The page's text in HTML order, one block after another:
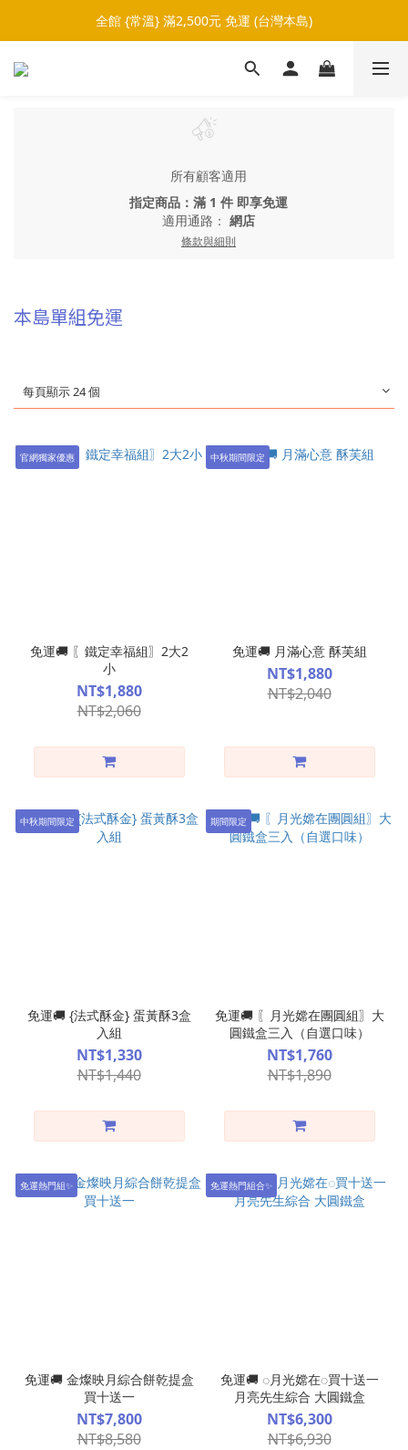
全館 {常溫} 滿2,500元 免運 (台灣本島)
所有顧客適用
指定商品：滿 1 件 即享免運
適用通路： 網店
條款與細則
本島單組免運
每頁顯示 24 個
官網獨家優惠
免運🚚 〖鐵定幸福組〗2大2
小
NT$1,880
NT$2,060
中秋期間限定
免運🚚 月滿心意 酥芙組
NT$1,880
NT$2,040
中秋期間限定
免運🚚 {法式酥金} 蛋黃酥3盒
入組
NT$1,330
NT$1,440
期間限定
免運🚚 〖月光嫦在團圓組〗大
圓鐵盒三入（自選口味）
NT$1,760
NT$1,890
免運熱門組✨
免運🚚 金燦映月綜合餅乾提盒
買十送一
NT$7,800
NT$8,580
免運熱門組合✨
免運🚚 ◌月光嫦在◌買十送一
月亮先生綜合 大圓鐵盒
NT$6,300
NT$6,930